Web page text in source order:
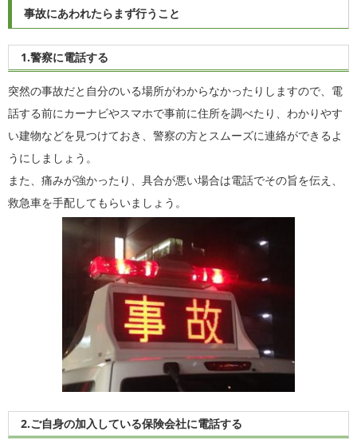
事故にあわれたらまず行うこと
1.警察に電話する
突然の事故だと自分のいる場所がわからなかったりしますので、電
話する前にカーナビやスマホで事前に住所を調べたり、わかりやす
い建物などを見つけておき、警察の方とスムーズに連絡ができるよ
うにしましょう。
また、痛みが強かったり、具合が悪い場合は電話でその旨を伝え、
救急車を手配してもらいましょう。
2.ご自身の加入している保険会社に電話する